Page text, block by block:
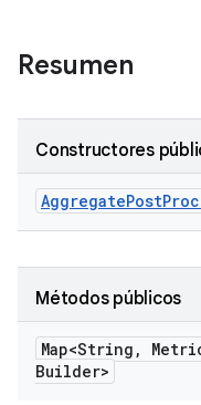
Resumen
Constructores
AggregatePost
Métodos públicos
Map<String ,
Builder>